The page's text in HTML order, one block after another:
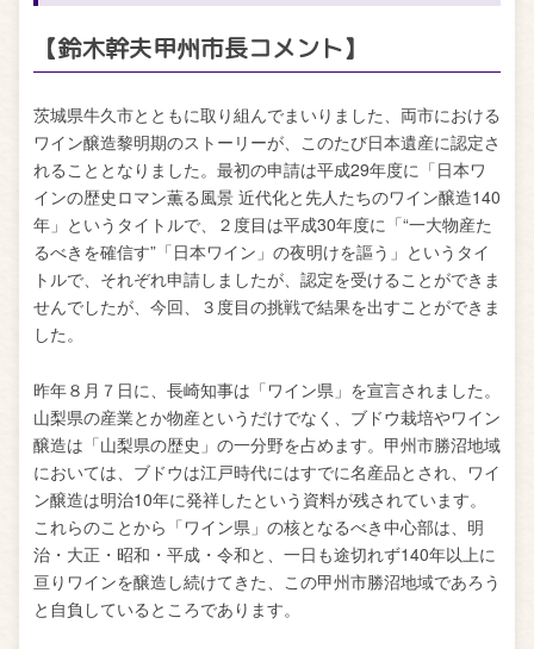
【鈴木幹夫甲州市長コメント】
茨城県牛久市とともに取り組んでまいりました、両市における
ワイン醸造黎明期のストーリーが、このたび日本遺産に認定さ
れることとなりました。最初の申請は平成29年度に「日本ワ
インの歴史ロマン薫る風景 近代化と先人たちのワイン醸造140
年」というタイトルで、２度目は平成30年度に「“一大物産た
るべきを確信す”「日本ワイン」の夜明けを謳う」というタイ
トルで、それぞれ申請しましたが、認定を受けることができま
せんでしたが、今回、３度目の挑戦で結果を出すことができま
した。
昨年８月７日に、長崎知事は「ワイン県」を宣言されました。
山梨県の産業とか物産というだけでなく、ブドウ栽培やワイン
醸造は「山梨県の歴史」の一分野を占めます。甲州市勝沼地域
においては、ブドウは江戸時代にはすでに名産品とされ、ワイ
ン醸造は明治10年に発祥したという資料が残されています。
これらのことから「ワイン県」の核となるべき中心部は、明
治・大正・昭和・平成・令和と、一日も途切れず140年以上に
亘りワインを醸造し続けてきた、この甲州市勝沼地域であろう
と自負しているところであります。